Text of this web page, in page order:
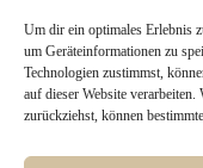
Um dir ein optimales Erlebnis
um Geräteinformationen zu
Technologien zustimmst,
auf dieser Website
zurückziehst, können
und frischer magst.
Servieren passtveganer
Brezen, Brötchen oder
Aufbewahrung / Meal